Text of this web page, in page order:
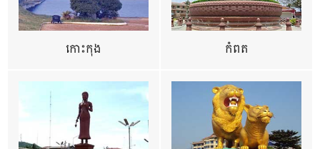
កោះកុង កំពត